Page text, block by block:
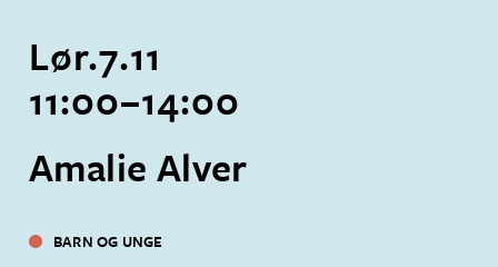
Amalie Alver
BARN OG UNGE
Lør.7.11
11:00–14:00